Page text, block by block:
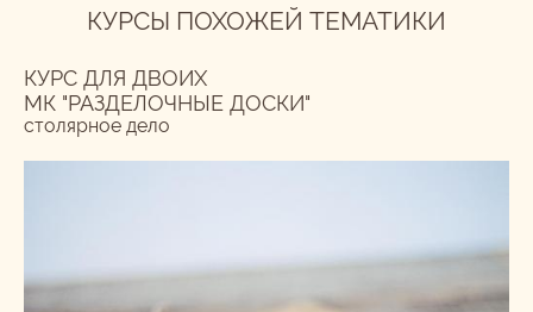
КУРСЫ ПОХОЖЕЙ ТЕМАТИКИ
КУРС ДЛЯ ДВОИХ
МК "РАЗДЕЛОЧНЫЕ ДОСКИ"
столярное дело